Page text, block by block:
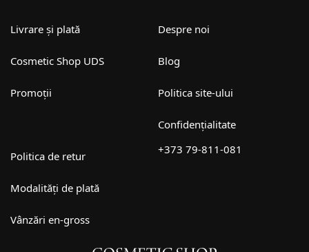
Livrare și plată
Cosmetic Shop UDS
Promoții
Despre noi
Blog
Politica site-ului
Confidențialitate
Politica de retur
Modalități de plată
Vânzări en-gross
+373 79-811-081